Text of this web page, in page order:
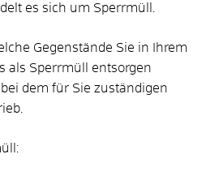
es sich um Sperrmüll.
Gegenstände Sie in Ihrem
als Sperrmüll entsorgen
dem für Sie zuständigen